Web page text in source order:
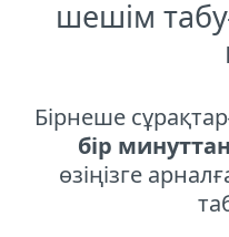
шешім
Бірнеше
бір
өзіңізге